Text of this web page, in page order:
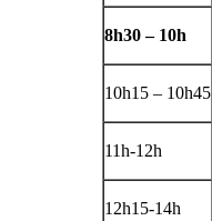
8h30 – 10h
10h15 – 10h45
11h-12h
12h15-14h